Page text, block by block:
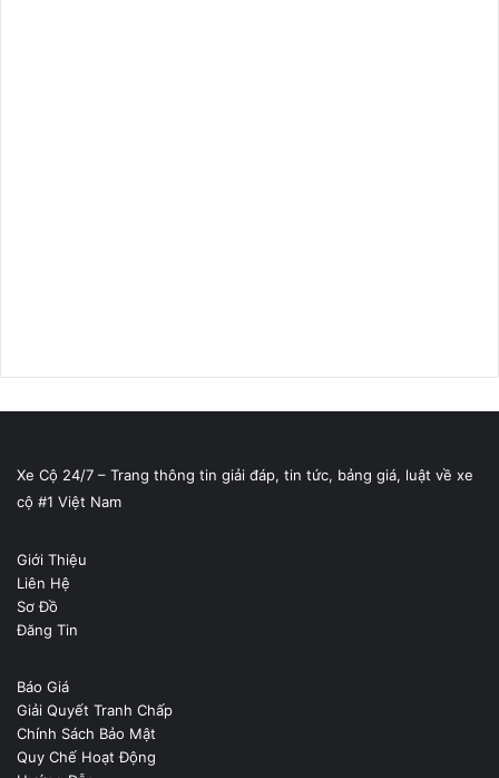
Xe Cộ 24/7 – Trang thông tin giải đáp, tin tức, bảng giá, luật về xe
cộ #1 Việt Nam
Giới Thiệu
Liên Hệ
Sơ Đồ
Đăng Tin
Báo Giá
Giải Quyết Tranh Chấp
Chính Sách Bảo Mật
Quy Chế Hoạt Động